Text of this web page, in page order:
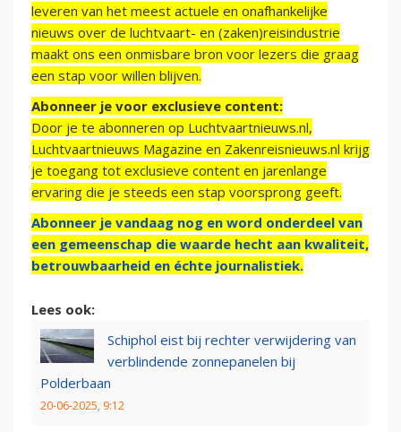
leveren van het meest actuele en onafhankelijke
nieuws over de luchtvaart- en (zaken)reisindustrie
maakt ons een onmisbare bron voor lezers die graag
een stap voor willen blijven.
Abonneer je voor exclusieve content:
Door je te abonneren op Luchtvaartnieuws.nl,
Luchtvaartnieuws Magazine en Zakenreisnieuws.nl krijg
je toegang tot exclusieve content en jarenlange
ervaring die je steeds een stap voorsprong geeft.
Abonneer je vandaag nog en word onderdeel van
een gemeenschap die waarde hecht aan kwaliteit,
betrouwbaarheid en échte journalistiek.
Lees ook:
Schiphol eist bij rechter verwijdering van
verblindende zonnepanelen bij
Polderbaan
20-06-2025, 9:12